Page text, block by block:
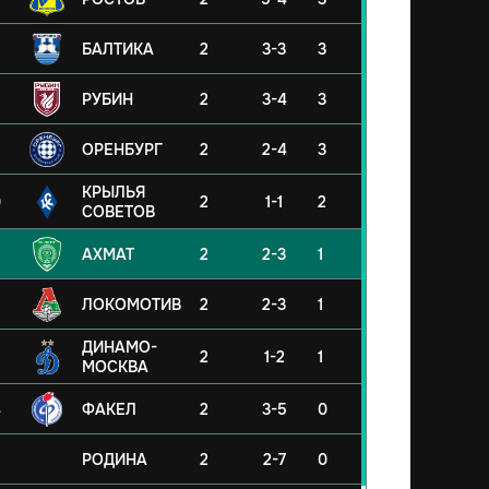
БАЛТИКА 2 3-3 3
РУБИН 2 3-4 3
ОРЕНБУРГ 2 2-4 3
КРЫЛЬЯ
СОВЕТОВ
2 1-1 2
АХМАТ 2 2-3 1
ЛОКОМОТИВ 2 2-3 1
ДИНАМО-
МОСКВА
2 1-2 1
ФАКЕЛ 2 3-5 0
РОДИНА 2 2-7 0